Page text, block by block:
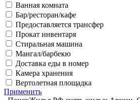
Ванная комната
Бар/ресторан/кафе
Предоставляется трансфер
Прокат инвентаря
Стиральная машина
Мангал/барбекю
Доставка еды в номер
Камера хранения
Вертолетная площадка
Применить